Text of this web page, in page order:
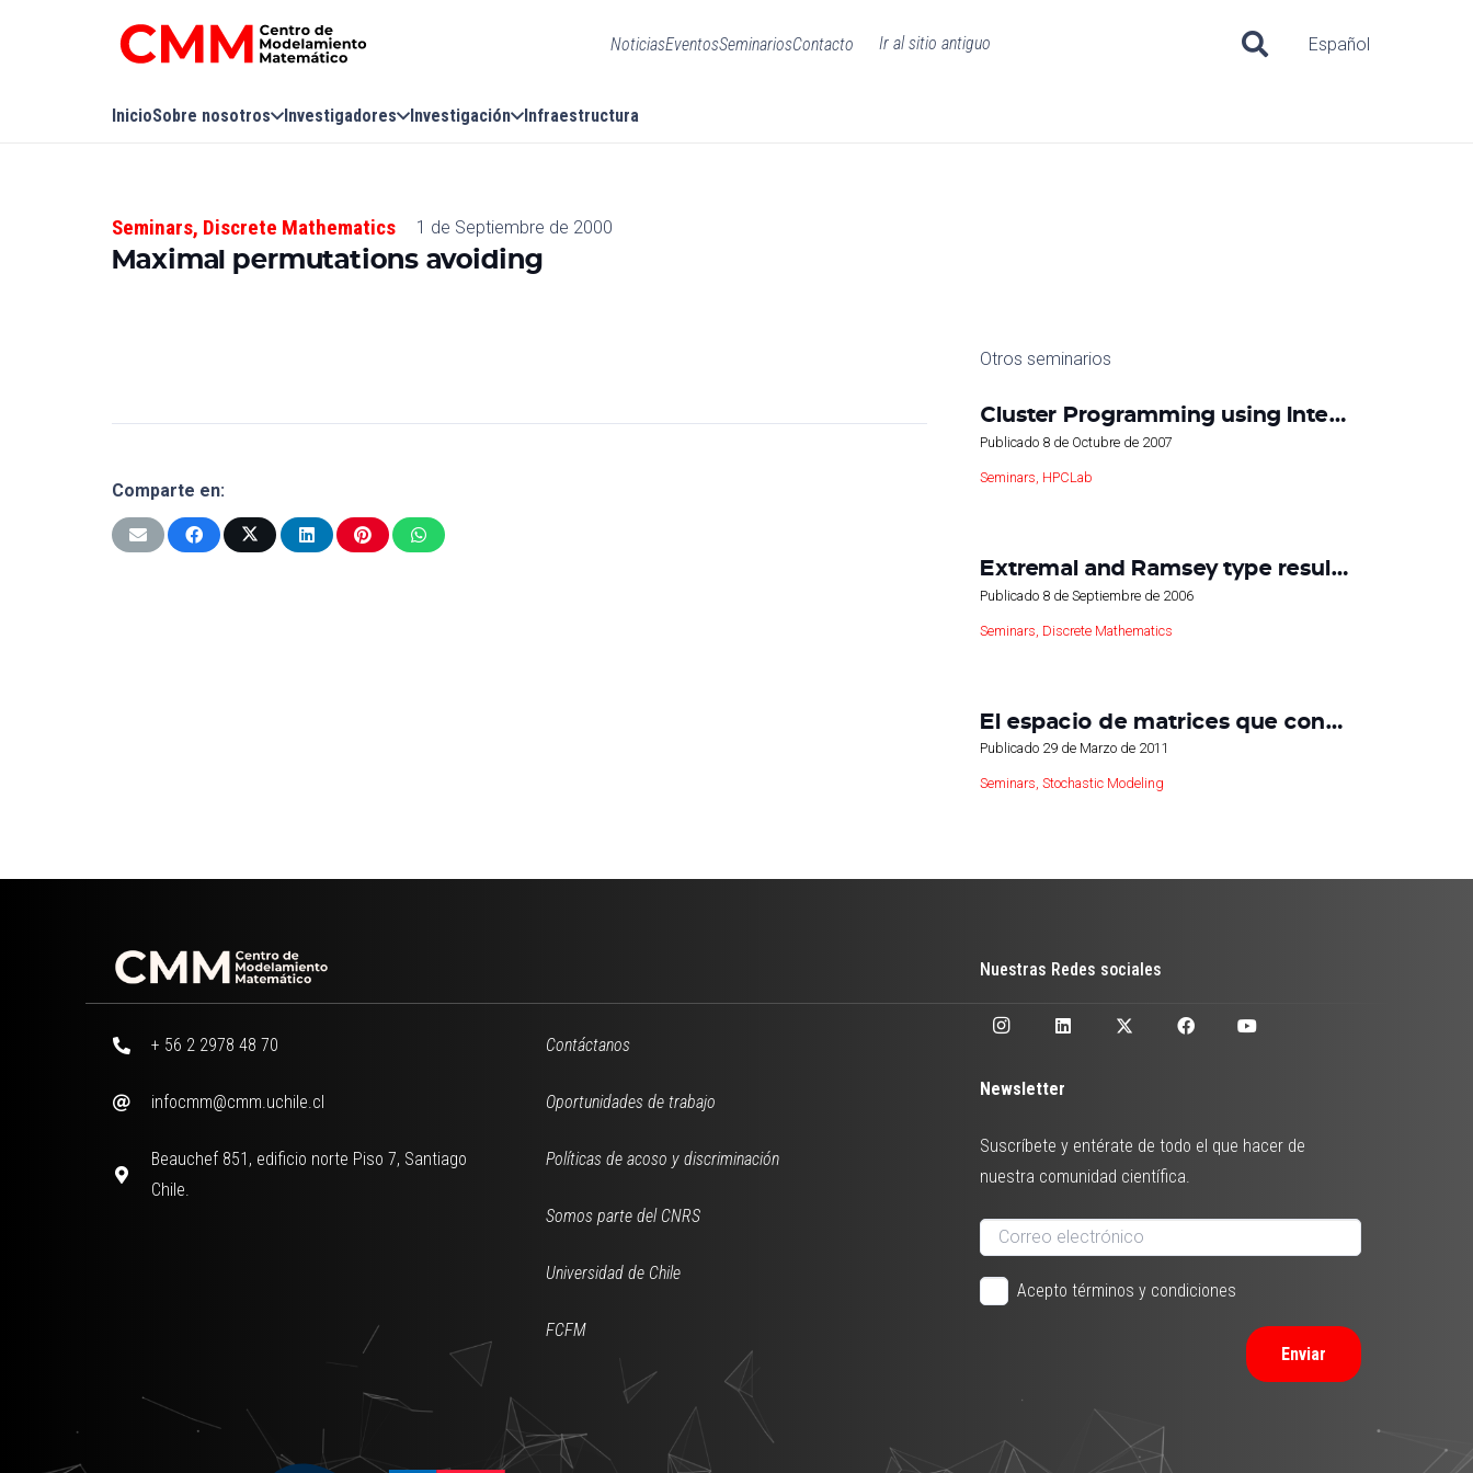
NoticiasEventosSeminariosContacto Ir al sitio antiguo Español
InicioSobre nosotros Investigadores Investigación Infraestructura
Seminars, Discrete Mathematics 1 de Septiembre de 2000
Maximal permutations avoiding
Comparte en:
Otros seminarios
Cluster Programming using Inte…
Publicado 8 de Octubre de 2007
Seminars HPCLab
Extremal and Ramsey type resul…
Publicado 8 de Septiembre de 2006
Seminars Discrete Mathematics
El espacio de matrices que con…
Publicado 29 de Marzo de 2011
Seminars, Stochastic Modeling
Nuestras Redes sociales
+ 56 2 2978 48 70
infocmm@cmm.uchile.cl
Beauchef 851, edificio norte Piso 7, Santiago
Chile.
Contáctanos
Oportunidades de trabajo
Políticas de acoso y discriminación
Somos parte del CNRS
Universidad de Chile
FCFM
Newsletter
Suscríbete y entérate de todo el que hacer de
nuestra comunidad científica.
Acepto términos y condiciones
Enviar